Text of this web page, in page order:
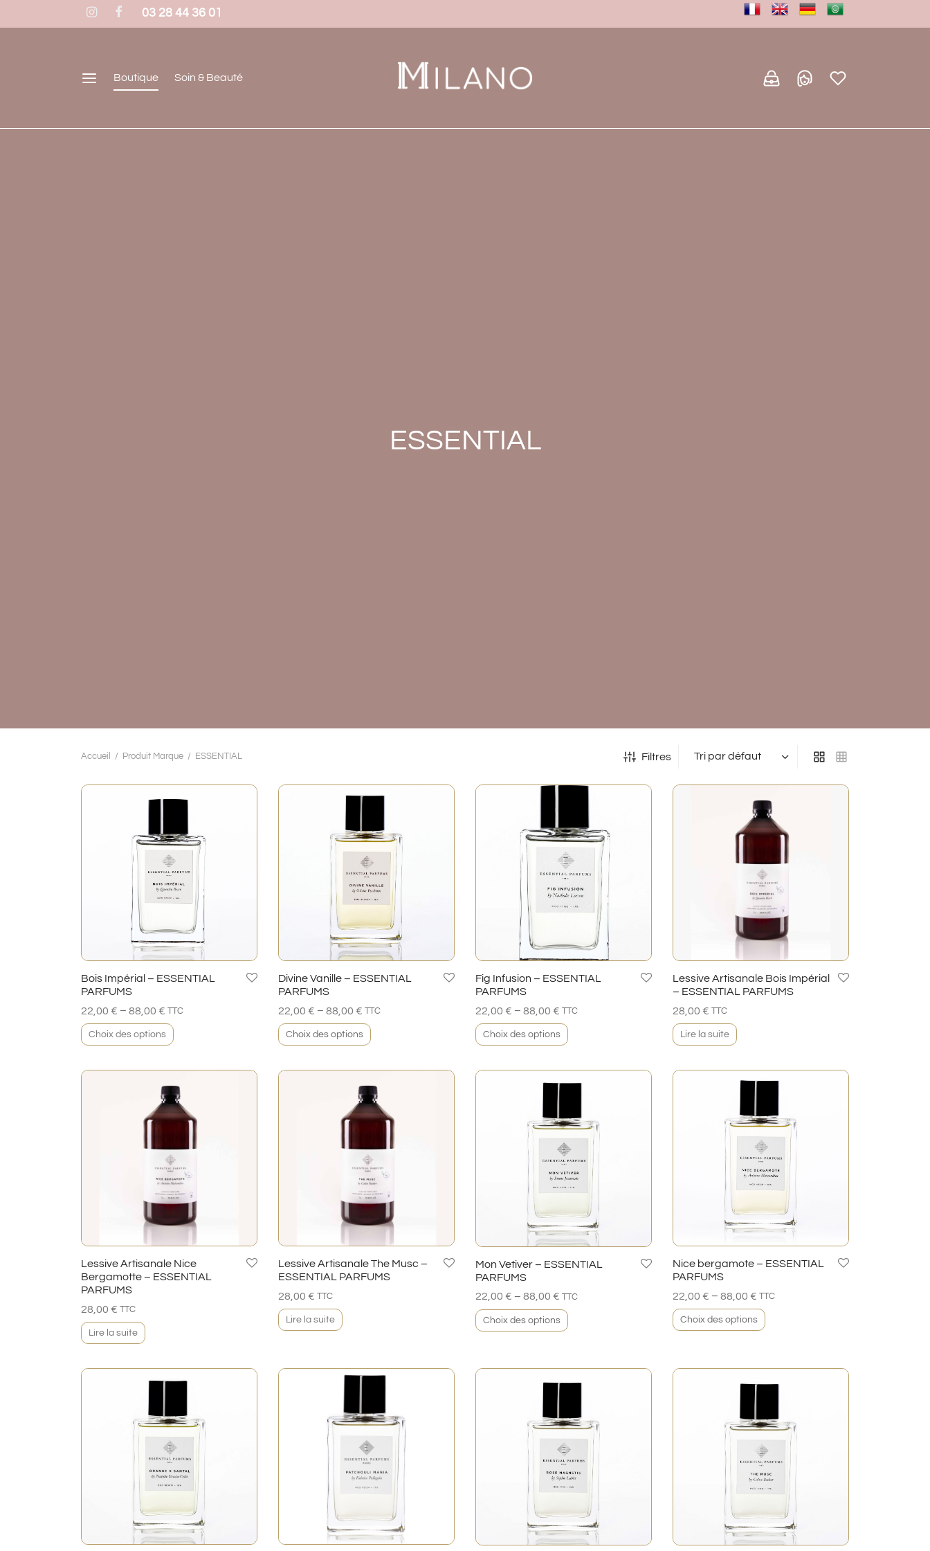
03 28 44 36 01
Boutique Soin & Beauté
ESSENTIAL
Accueil / Produit Marque / ESSENTIAL Filtres
Bois Impérial – ESSENTIAL
PARFUMS
22,00 € – 88,00 € TTC
Choix des options
Divine Vanille – ESSENTIAL
PARFUMS
22,00 € – 88,00 € TTC
Choix des options
Fig Infusion – ESSENTIAL
PARFUMS
22,00 € – 88,00 € TTC
Choix des options
Lessive Artisanale Bois Impérial
– ESSENTIAL PARFUMS
28,00 € TTC
Lire la suite
Lessive Artisanale Nice
Bergamotte – ESSENTIAL
PARFUMS
28,00 € TTC
Lire la suite
Lessive Artisanale The Musc –
ESSENTIAL PARFUMS
28,00 € TTC
Lire la suite
Mon Vetiver – ESSENTIAL
PARFUMS
22,00 € – 88,00 € TTC
Choix des options
Nice bergamote – ESSENTIAL
PARFUMS
22,00 € – 88,00 € TTC
Choix des options